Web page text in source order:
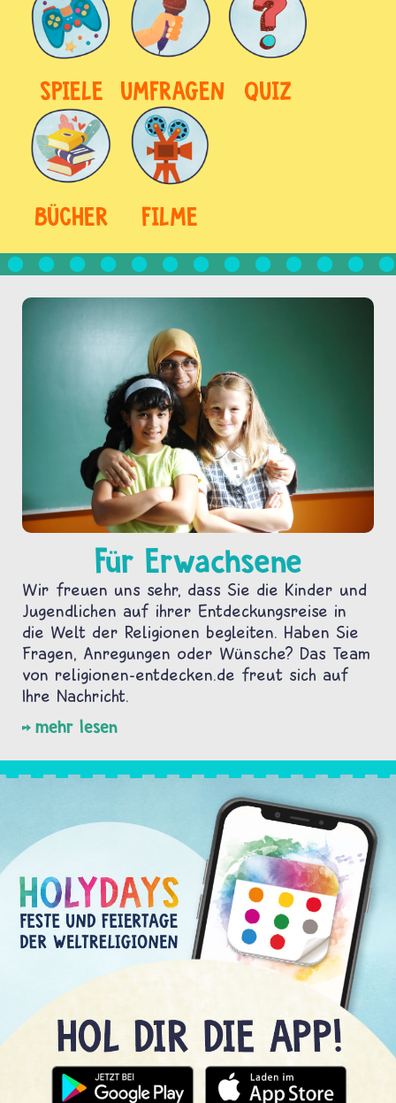
SPIELE UMFRAGEN QUIZ
BÜCHER FILME
Für Erwachsene
Wir freuen uns sehr, dass Sie die Kinder und
Jugendlichen auf ihrer Entdeckungsreise in
die Welt der Religionen begleiten. Haben Sie
Fragen, Anregungen oder Wünsche? Das Team
von religionen-entdecken.de freut sich auf
Ihre Nachricht.
mehr lesen